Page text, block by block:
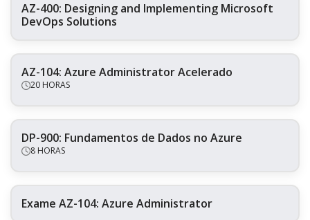
AZ-400: Designing and Implementing Microsoft
DevOps Solutions
AZ-104: Azure Administrator Acelerado
20 HORAS
DP-900: Fundamentos de Dados no Azure
8 HORAS
Exame AZ-104: Azure Administrator